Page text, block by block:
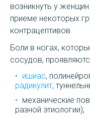
возникнуть у
приеме некоторых
контрацептивов.
Боли в ногах,
сосудов,
ишиас,
радикулит,
механические
разной этиологии);